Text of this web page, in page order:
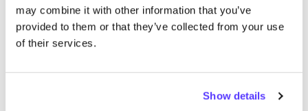
may combine it with other information that you’ve
provided to them or that they’ve collected from your use
of their services.
Show details
We hebben geen resultaten gevonden voor uw